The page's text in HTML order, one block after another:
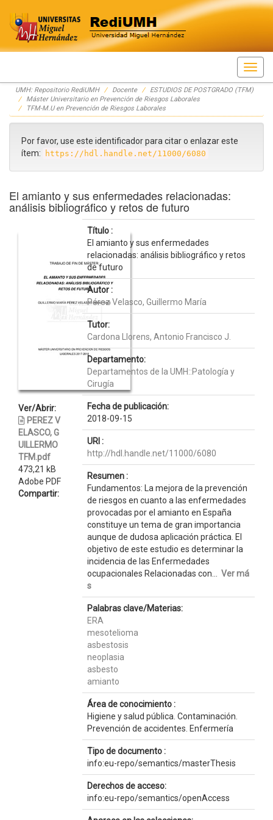
Skip
navigation
UMH: Repositorio RediUMH Docente
ESTUDIOS DE POSTGRADO (TFM)
Máster Universitario en Prevención de Riesgos Laborales
TFM-M.U en Prevención de Riesgos Laborales
Por favor, use este identificador para citar o enlazar este
ítem:
https://hdl.handle.net/11000/6080
El amianto y sus enfermedades relacionadas:
análisis bibliográfico y retos de futuro
Ver/Abrir:
PEREZ V
ELASCO, G
UILLERMO
TFM.pdf
473,21 kB
Adobe PDF
Compartir:
Título :
El amianto y sus enfermedades
relacionadas: análisis bibliográfico y retos
de futuro
Autor :
Pérez Velasco, Guillermo María
Tutor:
Cardona Llorens, Antonio Francisco J.
Departamento:
Departamentos de la UMH::Patología y
Cirugía
Fecha de publicación:
2018-09-15
URI :
http://hdl.handle.net/11000/6080
Resumen :
Fundamentos: La mejora de la prevención
de riesgos en cuanto a las enfermedades
provocadas por el amianto en España
constituye un tema de gran importancia
aunque de dudosa aplicación práctica. El
objetivo de este estudio es determinar la
incidencia de las Enfermedades
ocupacionales Relacionadas con... Ver má
s
Palabras clave/Materias:
ERA
mesotelioma
asbestosis
neoplasia
asbesto
amianto
Área de conocimiento :
Higiene y salud pública. Contaminación.
Prevención de accidentes. Enfermería
Tipo de documento :
info:eu-repo/semantics/masterThesis
Derechos de acceso:
info:eu-repo/semantics/openAccess